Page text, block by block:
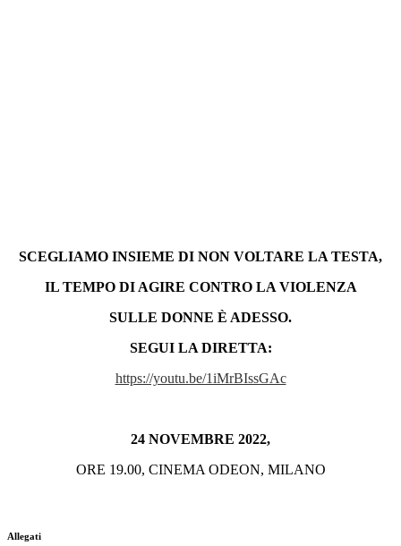
SCEGLIAMO INSIEME DI NON VOLTARE LA TESTA,
IL TEMPO DI AGIRE CONTRO LA VIOLENZA
SULLE DONNE È ADESSO.
SEGUI LA DIRETTA:
https://youtu.be/1iMrBIssGAc
24 NOVEMBRE 2022,
ORE 19.00, CINEMA ODEON, MILANO
Allegati